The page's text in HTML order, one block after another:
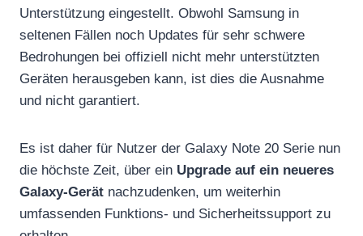
Unterstützung eingestellt. Obwohl Samsung in
seltenen Fällen noch Updates für sehr schwere
Bedrohungen bei offiziell nicht mehr unterstützten
Geräten herausgeben kann, ist dies die Ausnahme
und nicht garantiert.
Es ist daher für Nutzer der Galaxy Note 20 Serie nun
die höchste Zeit, über ein Upgrade auf ein neueres
Galaxy-Gerät nachzudenken, um weiterhin
umfassenden Funktions- und Sicherheitssupport zu